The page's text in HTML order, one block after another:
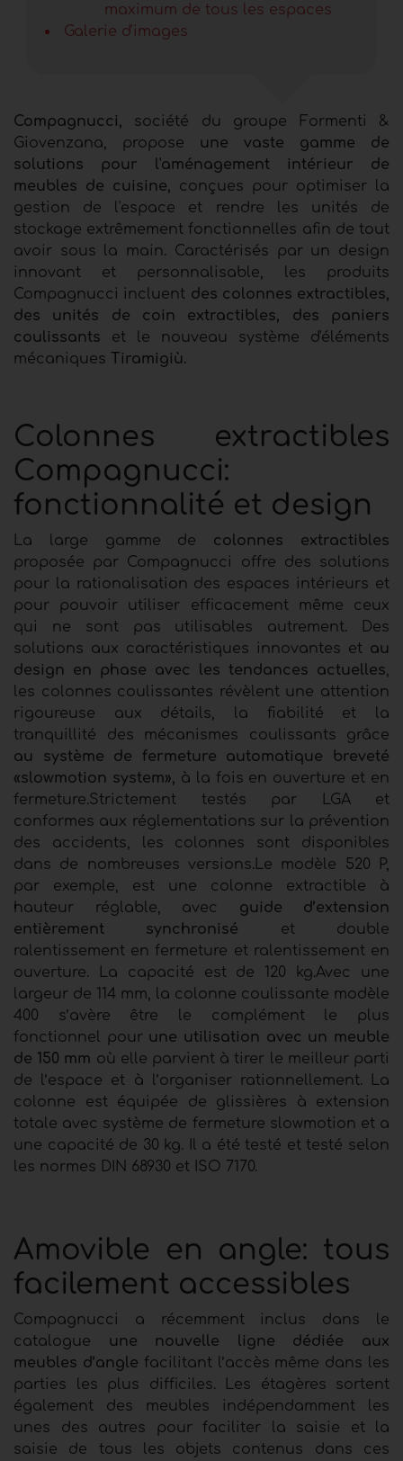
maximum de tous les espaces
Galerie d'images
Compagnucci, société du groupe Formenti &
Giovenzana, propose une vaste gamme de
solutions pour l'aménagement intérieur de
meubles de cuisine, conçues pour optimiser la
gestion de l'espace et rendre les unités de
stockage extrêmement fonctionnelles afin de tout
avoir sous la main. Caractérisés par un design
innovant et personnalisable, les produits
Compagnucci incluent des colonnes extractibles,
des unités de coin extractibles, des paniers
coulissants et le nouveau système d'éléments
mécaniques Tiramigiù.
Colonnes extractibles
Compagnucci:
fonctionnalité et design
La large gamme de colonnes extractibles
proposée par Compagnucci offre des solutions
pour la rationalisation des espaces intérieurs et
pour pouvoir utiliser efficacement même ceux
qui ne sont pas utilisables autrement. Des
solutions aux caractéristiques innovantes et au
design en phase avec les tendances actuelles,
les colonnes coulissantes révèlent une attention
rigoureuse aux détails, la fiabilité et la
tranquillité des mécanismes coulissants grâce
au système de fermeture automatique breveté
«slowmotion system», à la fois en ouverture et en
fermeture.Strictement testés par LGA et
conformes aux réglementations sur la prévention
des accidents, les colonnes sont disponibles
dans de nombreuses versions.Le modèle 520 P,
par exemple, est une colonne extractible à
hauteur réglable, avec guide d’extension
entièrement synchronisé et double
ralentissement en fermeture et ralentissement en
ouverture. La capacité est de 120 kg.Avec une
largeur de 114 mm, la colonne coulissante modèle
400 s’avère être le complément le plus
fonctionnel pour une utilisation avec un meuble
de 150 mm où elle parvient à tirer le meilleur parti
de l’espace et à l’organiser rationnellement. La
colonne est équipée de glissières à extension
totale avec système de fermeture slowmotion et a
une capacité de 30 kg. Il a été testé et testé selon
les normes DIN 68930 et ISO 7170.
Amovible en angle: tous
facilement accessibles
Compagnucci a récemment inclus dans le
catalogue une nouvelle ligne dédiée aux
meubles d’angle facilitant l’accès même dans les
parties les plus difficiles. Les étagères sortent
également des meubles indépendamment les
unes des autres pour faciliter la saisie et la
saisie de tous les objets contenus dans ces